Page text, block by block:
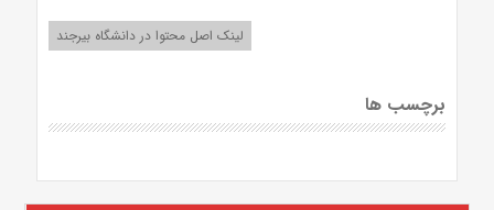
لینک اصل محتوا در دانشگاه بیرجند
برچسب ها